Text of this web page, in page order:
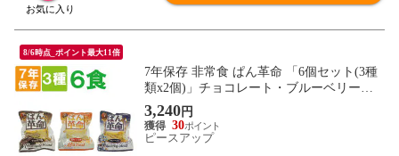
8/6時点_ポイント最大11倍
7年保存 非常食 ぱん革命 「6個セット(3種
類x2個)」チョコレート・ブルーベリー・
北海道濃厚ミルク おいしい災害備蓄用パン
パン革命（防災 食品 保存パン 賞味期限7
年 非常食セット 保存食セット 避難グッズ
3,240円
30
ピースアップ